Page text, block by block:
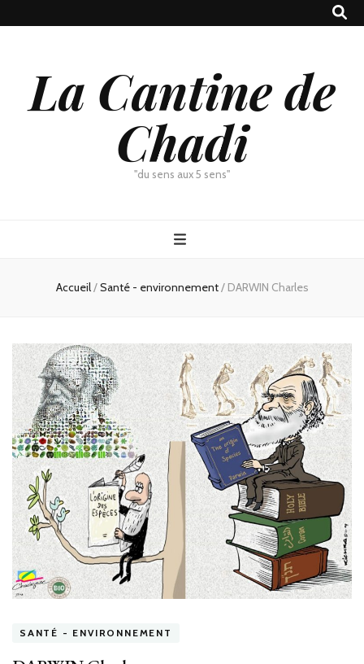
La Cantine de
Chadi
"du sens aux 5 sens"
Accueil/Santé - environnement/ DARWIN Charles
SANTÉ - ENVIRONNEMENT